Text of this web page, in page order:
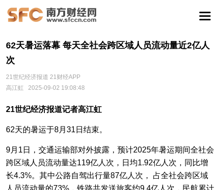
62天暑运落幕 每天全社会跨区域人员流动量近2亿人
次
21世纪经济报道 21财经APP
高江虹
2025-09-02 19:08:48
21世纪经济报道记者高江虹
62天的暑运于8月31日结束。
9月1日，交通运输部对外披露，预计2025年暑运期间全社会
跨区域人员流动量达119亿人次，日均1.92亿人次，同比增
长4.3%。其中公路自驾出行量87亿人次， 占全社会跨区域
人员流动量的73%，铁路共发送旅客约9.4亿人次，民航累计